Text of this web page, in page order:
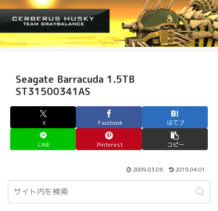
Seagate Barracuda 1.5TB
ST31500341AS
X Facebook はてブ
LINE Pinterest コピー
2009.03.06 2019.04.01